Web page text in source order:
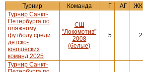
Турнир Команда Г АГ ЖК
Турнир Санкт-
Петербурга по
пляжному
футболу среди
детско-
юношеских
команд 2025
СШ
"Локомотив"
2008
(белые)
5 2
Турнир Санкт-